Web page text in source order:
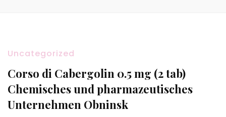
Uncategorized
Corso di Cabergolin 0.5 mg (2 tab)
Chemisches und pharmazeutisches
Unternehmen Obninsk